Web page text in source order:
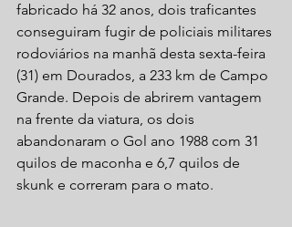
fabricado há 32 anos, dois traficantes
conseguiram fugir de policiais militares
rodoviários na manhã desta sexta-feira
(31) em Dourados, a 233 km de Campo
Grande. Depois de abrirem vantagem
na frente da viatura, os dois
abandonaram o Gol ano 1988 com 31
quilos de maconha e 6,7 quilos de
skunk e correram para o mato.